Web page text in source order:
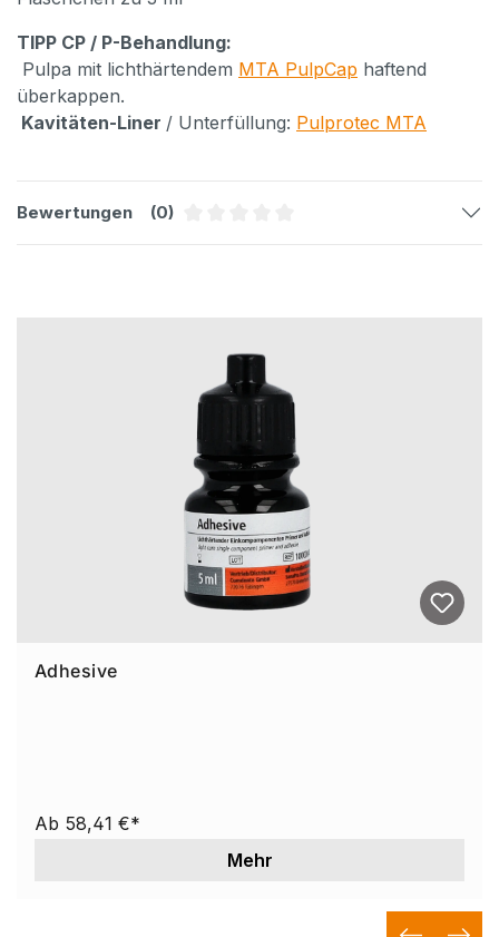
TIPP CP / P-Behandlung:
Pulpa mit lichthärtendem MTA PulpCap haftend
überkappen.
Kavitäten-Liner / Unterfüllung: Pulprotec MTA
Bewertungen
(0)
Adhesive
Ab 58,41 €*
Mehr